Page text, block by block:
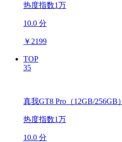
热度指数1万
10.0 分
￥ 2199
TOP
35
真我GT8 Pro（12GB/256GB）
热度指数1万
10.0 分